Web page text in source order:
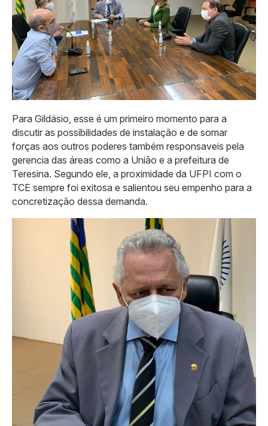
Para Gildásio, esse é um primeiro momento para a
discutir as possibilidades de instalação e de somar
forças aos outros poderes também responsaveis pela
gerencia das áreas como a União e a prefeitura de
Teresina. Segundo ele, a proximidade da UFPI com o
TCE sempre foi exitosa e salientou seu empenho para a
concretização dessa demanda.